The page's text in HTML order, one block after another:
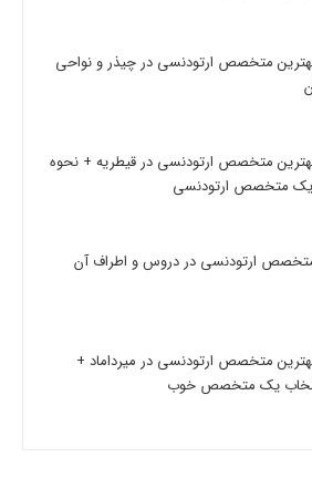
متخصص ارتودنسی در چیذر و نواحی
متخصص ارتودنسی در قیطریه + نحوه
یک متخصص ارتودنسی
ارتودنسی در دروس و اطراف آن
متخصص ارتودنسی در میرداماد +
یک متخصص خوب